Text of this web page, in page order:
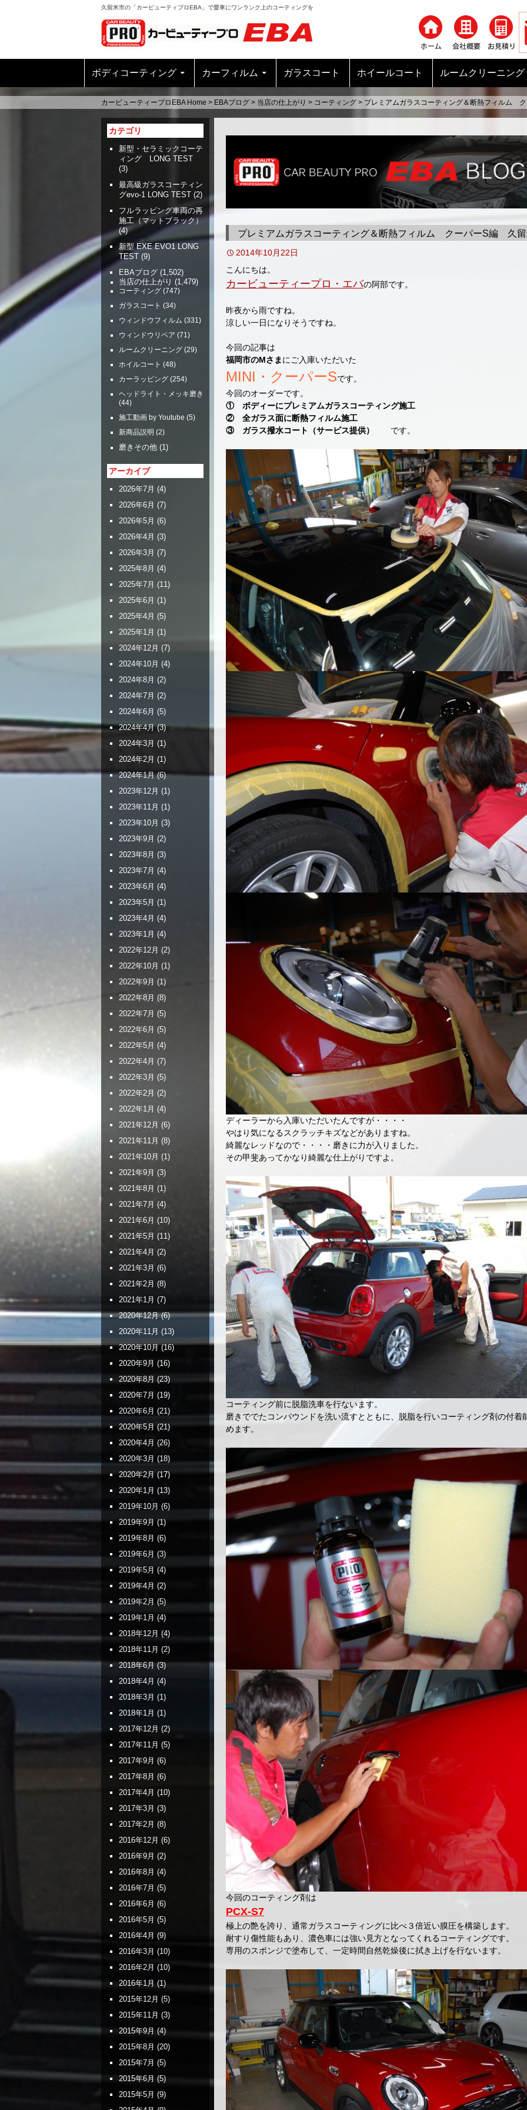
久留米市の「カービューティプロEBA」で愛車にワンランク上のコーティングを
ボディコーティング カーフィルム ガラスコート ホイールコート ルームクリーニング
カービューティープロEBA Home > EBAブログ > 当店の仕上がり > コーティング > プレミアムガラスコーティング＆断熱フィルム
プレミアムガラスコーティング＆断熱フィルム クーパーS編 久
2014年10月22日
こんにちは。
カービューティープロ・エバの阿部です。
昨夜から雨ですね。
涼しい一日になりそうですね。
今回の記事は
福岡市のMさま にご入庫いただいた
MINI・クーパーSです。
今回のオーダーです。
① ボディーにプレミアムガラスコーティング施工
② 全ガラス面に断熱フィルム施工
③ ガラス撥水コート（サービス提供）
です。
ディーラーから入庫いただいたんですが・・・・
やはり気になるスクラッチキズなどがありますね。
綺麗なレッドなので・・・・磨きに力が入りました。
その甲斐あってかなり綺麗な仕上がりですよ。
コーティング前に脱脂洗車を行ないます。
磨きででたコンパウンドを洗い流すとともに、脱脂を行いコーティング剤の付着
めます。
今回のコーティング剤は
PCX-S7
極上の艶を誇り、通常ガラスコーティングに比べ３倍近い膜圧を構築します。
耐すり傷性能もあり、濃色車には強い見方となってくれるコーティングです。
専用のスポンジで塗布して、一定時間自然乾燥後に拭き上げを行ないます。
カテゴリ
新型・セラミックコーテ
ィング LONG TEST
(3)
最高級ガラスコーティン
グevo-1 LONG TEST (2)
フルラッピング車両の再
施工（マットブラック）
(4)
新型 EXE EVO1 LONG
TEST (9)
EBAブログ (1,502)
当店の仕上がり (1,479)
コーティング (747)
ガラスコート (34)
ウィンドウフィルム (331)
ウィンドウリペア (71)
ルームクリーニング (29)
ホイルコート (48)
カーラッピング (254)
ヘッドライト・メッキ磨き
(44)
施工動画 by Youtube (5)
新商品説明 (2)
磨きその他 (1)
アーカイブ
2026年7月 (4)
2026年6月 (7)
2026年5月 (6)
2026年4月 (3)
2026年3月 (7)
2025年8月 (4)
2025年7月 (11)
2025年6月 (1)
2025年4月 (5)
2025年1月 (1)
2024年12月 (7)
2024年10月 (4)
2024年8月 (2)
2024年7月 (2)
2024年6月 (5)
2024年4月(3)
2024年3月 (1)
2024年2月 (1)
2024年1月(6)
2023年12月 (1)
2023年11月 (1)
2023年10月 (3)
2023年9月 (2)
2023年8月 (3)
2023年7月 (4)
2023年6月 (4)
2023年5月 (1)
2023年4月 (4)
2023年1月 (4)
2022年12月 (2)
2022年10月 (1)
2022年9月 (1)
2022年8月 (8)
2022年7月 (5)
2022年6月 (5)
2022年5月 (4)
2022年4月 (7)
2022年3月 (5)
2022年2月 (2)
2022年1月 (4)
2021年12月 (6)
2021年11月 (8)
2021年10月 (1)
2021年9月 (3)
2021年8月 (1)
2021年7月 (4)
2021年6月 (10)
2021年5月 (11)
2021年4月 (2)
2021年3月 (6)
2021年2月 (8)
2021年1月 (7)
2020年12月(6)
2020年11月 (13)
2020年10月(16)
2020年9月 (16)
2020年8月 (23)
2020年7月 (19)
2020年6月 (21)
2020年5月(21)
2020年4月 (26)
2020年3月 (18)
2020年2月 (17)
2020年1月 (13)
2019年10月 (6)
2019年9月 (1)
2019年8月 (6)
2019年6月 (3)
2019年5月 (4)
2019年4月 (2)
2019年2月 (5)
2019年1月 (4)
2018年12月 (4)
2018年11月 (2)
2018年6月 (3)
2018年4月 (4)
2018年3月 (1)
2018年1月 (1)
2017年12月 (2)
2017年11月 (5)
2017年9月 (6)
2017年8月 (6)
2017年4月 (10)
2017年3月 (3)
2017年2月 (8)
2016年12月 (6)
2016年9月 (2)
2016年8月 (4)
2016年7月 (5)
2016年6月 (6)
2016年5月 (5)
2016年4月 (9)
2016年3月 (10)
2016年2月 (10)
2016年1月 (1)
2015年12月 (5)
2015年11月 (3)
2015年9月 (4)
2015年8月 (20)
2015年7月 (5)
2015年6月 (5)
2015年5月 (9)